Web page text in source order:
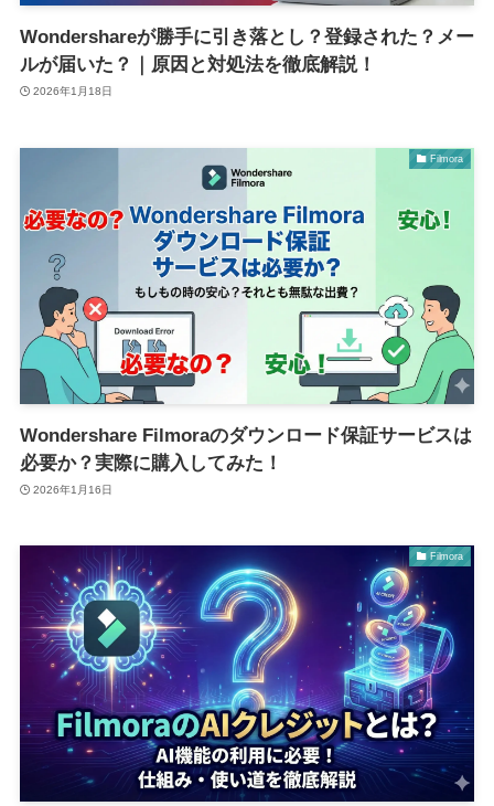
Wondershareが勝手に引き落とし？登録された？メー
ルが届いた？｜原因と対処法を徹底解説！
2026年1月18日
Filmora
Wondershare Filmoraのダウンロード保証サービスは
必要か？実際に購入してみた！
2026年1月16日
Filmora